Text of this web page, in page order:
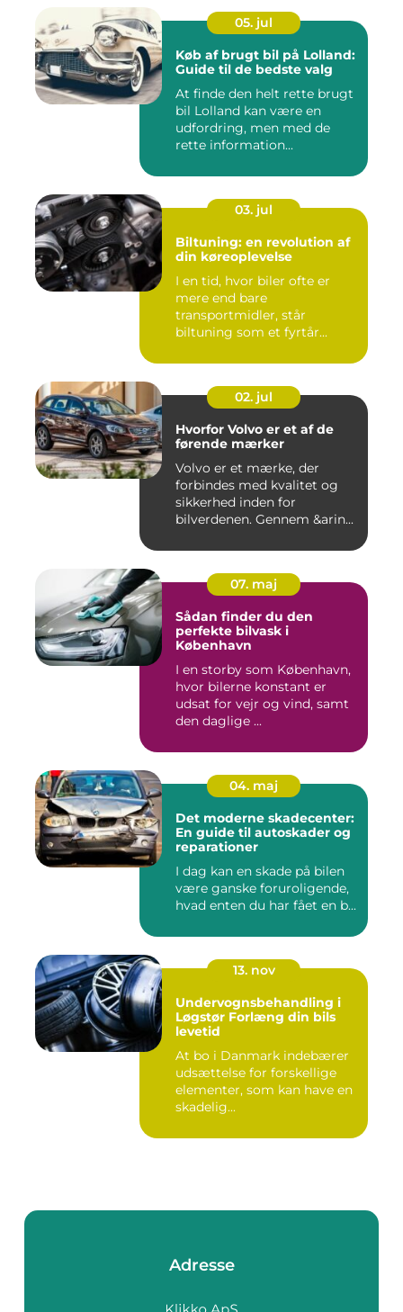
05. jul
Køb af brugt bil på Lolland:
Guide til de bedste valg
At finde den helt rette brugt
bil Lolland kan være en
udfordring, men med de
rette information...
03. jul
Biltuning: en revolution af
din køreoplevelse
I en tid, hvor biler ofte er
mere end bare
transportmidler, står
biltuning som et fyrtår...
02. jul
Hvorfor Volvo er et af de
førende mærker
Volvo er et mærke, der
forbindes med kvalitet og
sikkerhed inden for
bilverdenen. Gennem &arin...
07. maj
Sådan finder du den
perfekte bilvask i
København
I en storby som København,
hvor bilerne konstant er
udsat for vejr og vind, samt
den daglige ...
04. maj
Det moderne skadecenter:
En guide til autoskader og
reparationer
I dag kan en skade på bilen
være ganske foruroligende,
hvad enten du har fået en b...
13. nov
Undervognsbehandling i
Løgstør Forlæng din bils
levetid
At bo i Danmark indebærer
udsættelse for forskellige
elementer, som kan have en
skadelig...
Adresse